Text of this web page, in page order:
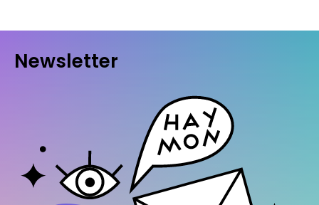
Newsletter